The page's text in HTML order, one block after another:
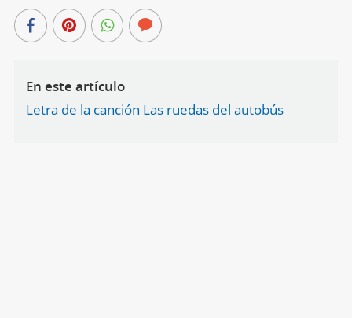
En este artículo
Letra de la canción Las ruedas del autobús